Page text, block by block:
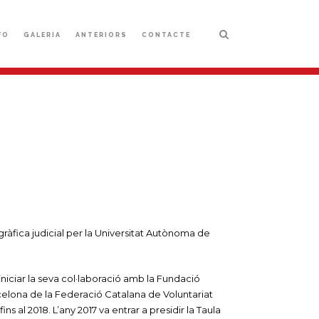
GALERIA ANTERIORS CONTACTE
judicial per la Universitat Autònoma de
la seva col·laboració amb la Fundació
de la Federació Catalana de Voluntariat
al 2018. L’any 2017 va entrar a presidir la Taula